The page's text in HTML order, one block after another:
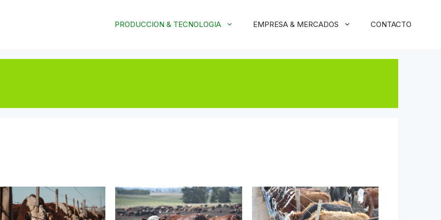
PRODUCCION & TECNOLOGIA EMPRESA & MERCADOS CONTACTO